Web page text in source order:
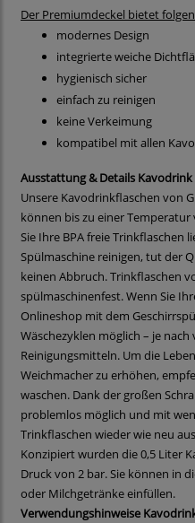
Der Premiumdeckel bietet
modernes Design
integrierte weiche
hygienisch sicher
einfach zu reinigen
keine Verkeimung
kompatibel mit allen
Ausstattung & Details Kavodrink
Unsere Kavodrinkflaschen von
können bis zu einer Temperatur
Sie Ihre BPA freie Trinkflaschen
Spülmaschine reinigen, tut der
keinen Abbruch. Trinkflaschen
spülmaschinenfest. Wenn Sie
Onlineshop mit dem
Wäschezyklen möglich – je
Reinigungsmitteln. Um die
Weichmacher zu erhöhen,
waschen. Dank der großen
problemlos möglich und mit
Trinkflaschen wieder wie neu
Konzipiert wurden die 0,5 Liter
Druck von 2 bar. Sie können in
oder Milchgetränke einfüllen.
Verwendungshinweise